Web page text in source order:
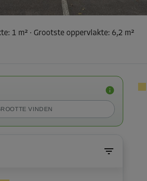
: 1 m² · Grootste oppervlakte: 6,2 m²
VINDEN